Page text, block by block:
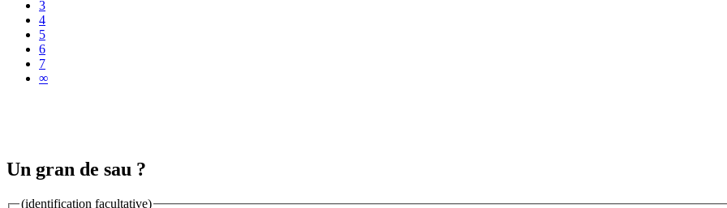
3
4
5
6
7
∞
Un gran de sau ?
(identification facultative)